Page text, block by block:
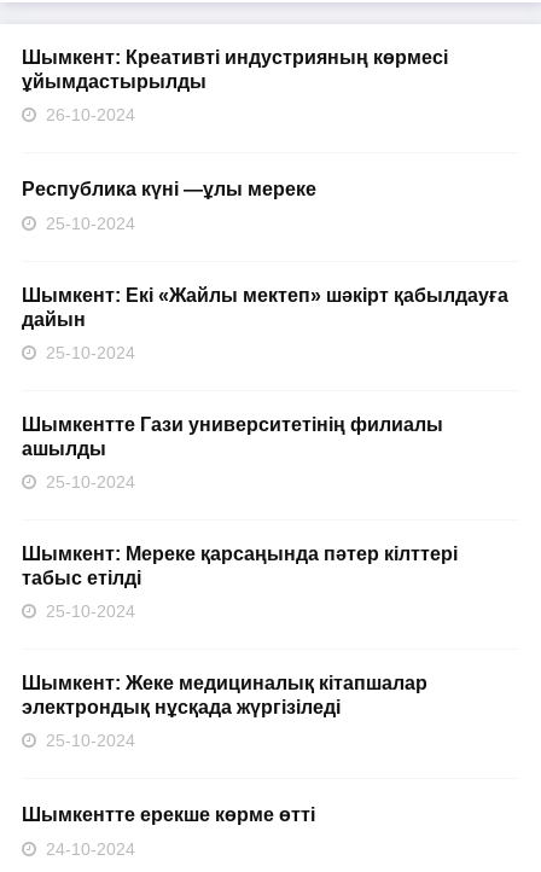
Шымкент: Креативті индустрияның көрмесі
ұйымдастырылды
26-10-2024
Республика күні —ұлы мереке
25-10-2024
Шымкент: Екі «Жайлы мектеп» шәкірт қабылдауға
дайын
25-10-2024
Шымкентте Гази университетінің филиалы
ашылды
25-10-2024
Шымкент: Мереке қарсаңында пәтер кілттері
табыс етілді
25-10-2024
Шымкент: Жеке медициналық кітапшалар
электрондық нұсқада жүргізіледі
25-10-2024
Шымкентте ерекше көрме өтті
24-10-2024